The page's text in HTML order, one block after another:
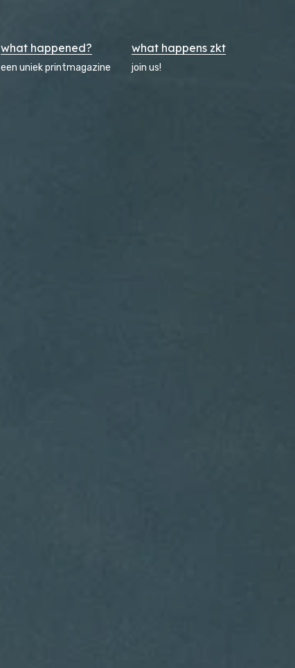
what happened?
een uniek printmagazine
what happens zkt
join us!